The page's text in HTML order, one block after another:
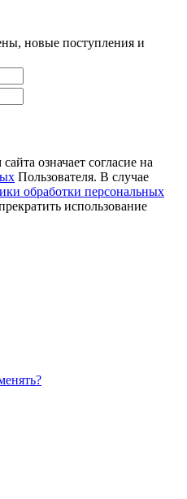
новые поступления и
означает согласие на
Пользователя. В случае
обработки персональных
использование